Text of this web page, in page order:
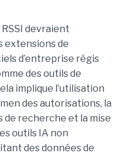
devraient
extensions de
d’entreprise régis
des outils de
implique l’utilisation
des autorisations, la
de recherche et la mise
outils IA non
des données de